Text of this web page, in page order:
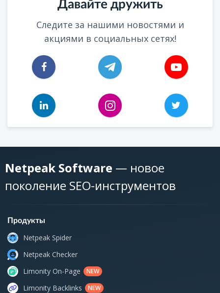
Давайте дружить
Следите за нашими новостями и
акциями в социальных сетях!
Netpeak Software — новое
поколение SEO-инструментов
Продукты
Netpeak Spider
Netpeak Checker
Limonity On-Page
NEW
Limonity Backlinks NEW